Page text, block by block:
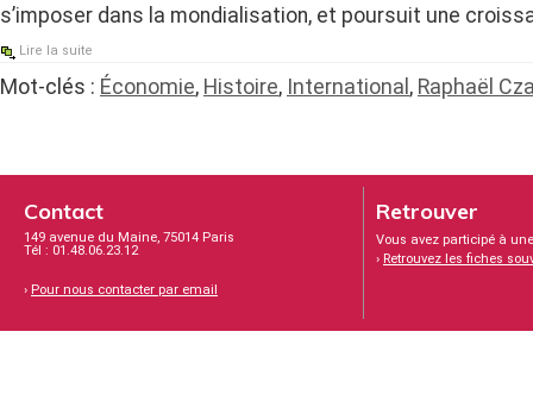
s’imposer dans la mondialisation, et poursuit une
Lire la suite
Mot-clés : Économie, Histoire, International , Raphaël
Contact
149 avenue du Maine, 75014 Paris
Tél : 01.48.06.23.12
› Pour nous contacter par email
Retrouver
Vous avez participé à
› Retrouvez les fiches